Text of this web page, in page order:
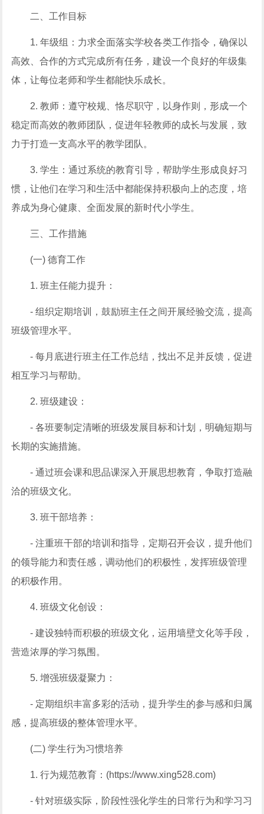
二、工作目标
1. 年级组：力求全面落实学校各类工作指令，确保以
高效、合作的方式完成所有任务，建设一个良好的年级集
体，让每位老师和学生都能快乐成长。
2. 教师：遵守校规、恪尽职守，以身作则，形成一个
稳定而高效的教师团队，促进年轻教师的成长与发展，致
力于打造一支高水平的教学团队。
3. 学生：通过系统的教育引导，帮助学生形成良好习
惯，让他们在学习和生活中都能保持积极向上的态度，培
养成为身心健康、全面发展的新时代小学生。
三、工作措施
(一) 德育工作
1. 班主任能力提升：
- 组织定期培训，鼓励班主任之间开展经验交流，提高
班级管理水平。
- 每月底进行班主任工作总结，找出不足并反馈，促进
相互学习与帮助。
2. 班级建设：
- 各班要制定清晰的班级发展目标和计划，明确短期与
长期的实施措施。
- 通过班会课和思品课深入开展思想教育，争取打造融
洽的班级文化。
3. 班干部培养：
- 注重班干部的培训和指导，定期召开会议，提升他们
的领导能力和责任感，调动他们的积极性，发挥班级管理
的积极作用。
4. 班级文化创设：
- 建设独特而积极的班级文化，运用墙壁文化等手段，
营造浓厚的学习氛围。
5. 增强班级凝聚力：
- 定期组织丰富多彩的活动，提升学生的参与感和归属
感，提高班级的整体管理水平。
(二) 学生行为习惯培养
1. 行为规范教育：(https://www.xing528.com)
- 针对班级实际，阶段性强化学生的日常行为和学习习